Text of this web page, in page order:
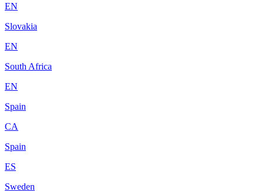
EN
Slovakia
EN
South Africa
EN
Spain
CA
Spain
ES
Sweden